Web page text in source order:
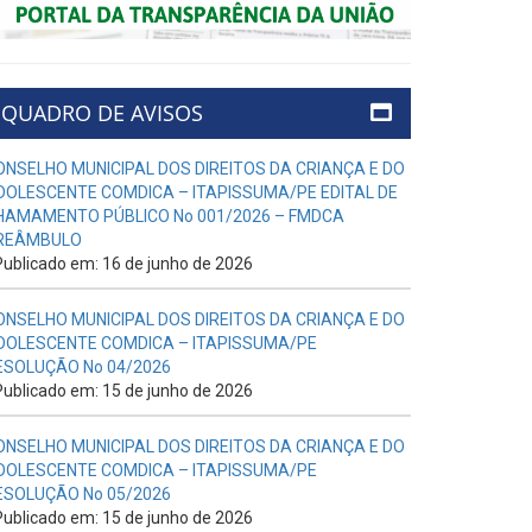
QUADRO DE AVISOS
MUNICIPAL DOS DIREITOS DA CRIANÇA E DO
COMDICA – ITAPISSUMA/PE EDITAL DE
PÚBLICO No 001/2026 – FMDCA
em: 16 de junho de 2026
MUNICIPAL DOS DIREITOS DA CRIANÇA E DO
COMDICA – ITAPISSUMA/PE
No 04/2026
em: 15 de junho de 2026
MUNICIPAL DOS DIREITOS DA CRIANÇA E DO
COMDICA – ITAPISSUMA/PE
No 05/2026
em: 15 de junho de 2026